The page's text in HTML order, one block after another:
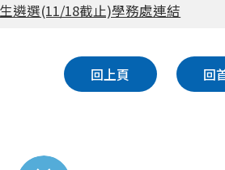
遴選(11/18截止)學務處連結
回上頁 回